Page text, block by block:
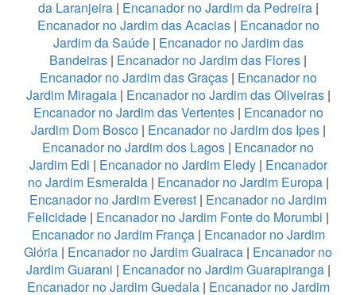
da Laranjeira| Encanador no Jardim da Pedreira|
Encanador no Jardim das Acacias| Encanador no
Jardim da Saúde| Encanador no Jardim das
Bandeiras | Encanador no Jardim das Flores |
Encanador no Jardim das Graças| Encanador no
Jardim Miragaia| Encanador no Jardim das Oliveiras|
Encanador no Jardim das Vertentes| Encanador no
Jardim Dom Bosco| Encanador no Jardim dos Ipes|
Encanador no Jardim dos Lagos | Encanador no
Jardim Edi | Encanador no Jardim Eledy| Encanador
no Jardim Esmeralda| Encanador no Jardim Europa|
Encanador no Jardim Everest | Encanador no Jardim
Felicidade | Encanador no Jardim Fonte do Morumbi |
Encanador no Jardim França| Encanador no Jardim
Glória | Encanador no Jardim Guairaca | Encanador no
Jardim Guarani | Encanador no Jardim Guarapiranga|
Encanador no Jardim Guedala| Encanador no Jardim